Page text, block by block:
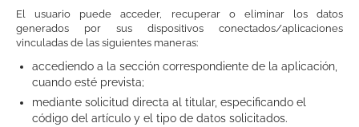
El usuario puede acceder, recuperar o eliminar los datos
generados por sus dispositivos conectados/aplicaciones
vinculadas de las siguientes maneras:
accediendo a la sección correspondiente de la aplicación,
cuando esté prevista;
mediante solicitud directa al titular, especificando el
código del artículo y el tipo de datos solicitados.